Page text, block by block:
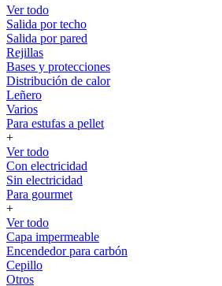
Ver todo
Salida por techo
Salida por pared
Rejillas
Bases y protecciones
Distribución de calor
Leñero
Varios
Para estufas a pellet
+
Ver todo
Con electricidad
Sin electricidad
Para gourmet
+
Ver todo
Capa impermeable
Encendedor para carbón
Cepillo
Otros